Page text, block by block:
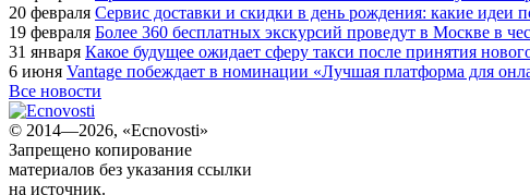
20 февраля Сервис доставки и скидки в день рождения: какие
19 февраля Более 360 бесплатных экскурсий проведут в Москве в
31 января Какое будущее ожидает сферу такси после принятия
6 июня Vantage побеждает в номинации «Лучшая платформа для
Все новости
© 2014—2026, «Ecnovosti»
Запрещено копирование
материалов без указания ссылки
на источник.